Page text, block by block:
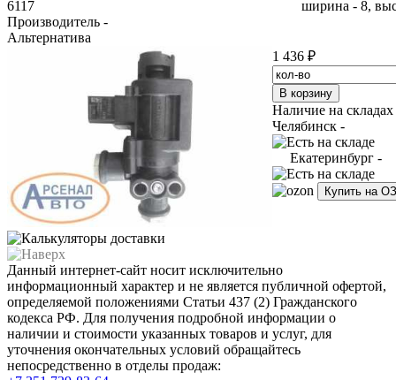
6117
Производитель -
Альтернатива
ширина - 8,
1 436 ₽
Наличие на складах
Челябинск -
Екатеринбург -
Купить на
Данный интернет-сайт носит исключительно
информационный характер и не является публичной офертой,
определяемой положениями Статьи 437 (2) Гражданского
кодекса РФ. Для получения подробной информации о
наличии и стоимости указанных товаров и услуг, для
уточнения окончательных условий обращайтесь
непосредственно в отделы продаж: